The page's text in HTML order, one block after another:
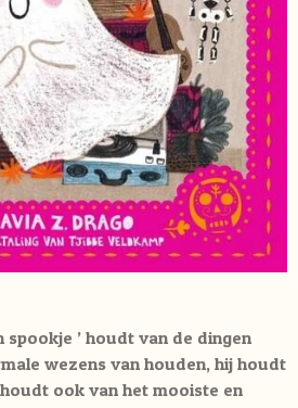
spookje ’ houdt van de dingen
wezens van houden, hij houdt
ook van het mooiste en